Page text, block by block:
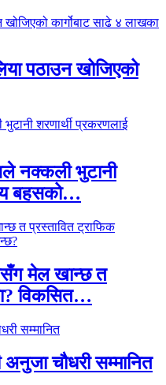
पठाउन खोजिएको
नक्कली भुटानी
बहसको…
मेल खान्छ त
विकसित…
चौधरी सम्मानित